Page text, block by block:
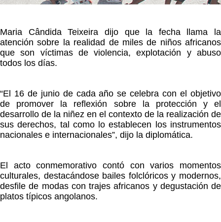
Maria Cândida Teixeira dijo que la fecha llama la
atención sobre la realidad de miles de niños africanos
que son víctimas de violencia, explotación y abuso
todos los días.
“El 16 de junio de cada año se celebra con el objetivo
de promover la reflexión sobre la protección y el
desarrollo de la niñez en el contexto de la realización de
sus derechos, tal como lo establecen los instrumentos
nacionales e internacionales”, dijo la diplomática.
El acto conmemorativo contó con varios momentos
culturales, destacándose bailes folclóricos y modernos,
desfile de modas con trajes africanos y degustación de
platos típicos angolanos.